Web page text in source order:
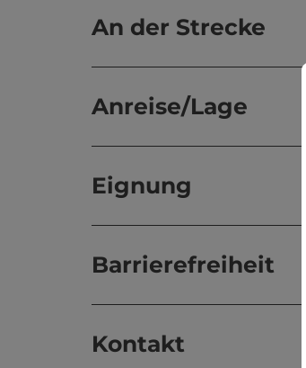
An der Strecke
Anreise/Lage
Eignung
Barrierefreiheit
Kontakt